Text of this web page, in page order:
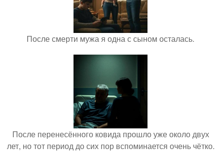
После смерти мужа я одна с сыном осталась.
После перенесённого ковида прошло уже около двух
лет, но тот период до сих пор вспоминается очень чётко.